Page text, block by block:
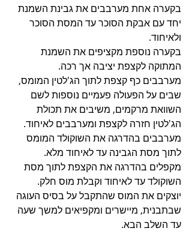
בקערה אחת מערבבים את גבינת השמנת
יחד עם אבקת הסוכר עד המסת הסוכר
ולאיחוד.
בקערה נוספת מקציפים את השמנת
המתוקה לקצפת יציבה אך רכה.
מערבבים כף קצפת לתוך הג'לטין המומס,
שבים על הפעולה פעמיים נוספות לשם
השוואת מרקמים, משיבים את תכולת
הג'לטין חזרה לקצפת ומערבבים לאיחוד.
מערבבים בהדרגה את השוקולד המומס
לתוך מסת הגבינה עד לאיחוד מלא.
מקפלים בהדרגה את הקצפת לתוך מסת
השוקולד עד לאיחוד וקבלת מוס חלק.
יוצקים את המוס שהתקבל על בסיס העוגה
שבתבנית, מיישרים ומקפיאים למשך שעה
עד השלב הבא.